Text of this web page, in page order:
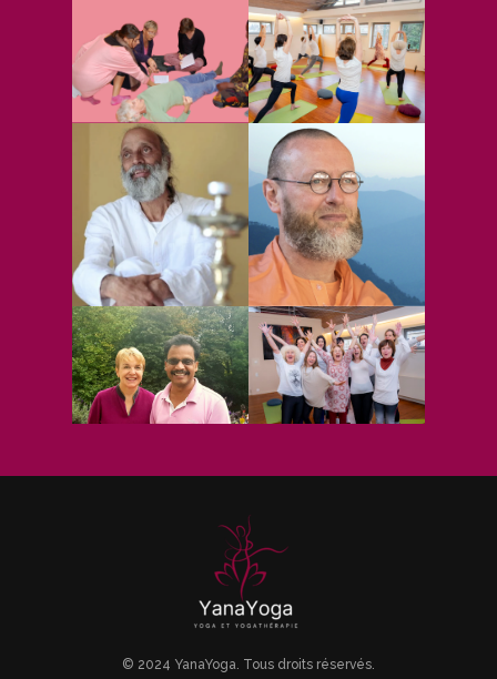
© 2024 YanaYoga. Tous droits réservés.